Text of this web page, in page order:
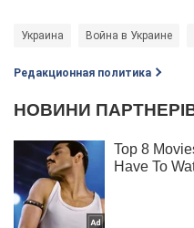
Украина Война в Украине
Редакционная политика